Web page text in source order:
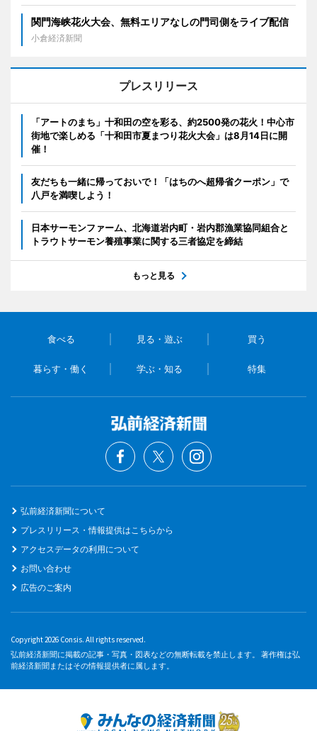
関門海峡花火大会、無料エリアなしの門司側をライブ配信
小倉経済新聞
プレスリリース
「アートのまち」十和田の空を彩る、約2500発の花火！中心市
街地で楽しめる「十和田市夏まつり花火大会」は8月14日に開
催！
友だちも一緒に帰っておいで！「はちのへ超帰省クーポン」で
八戸を満喫しよう！
日本サーモンファーム、北海道岩内町・岩内郡漁業協同組合と
トラウトサーモン養殖事業に関する三者協定を締結
もっと見る
食べる 見る・遊ぶ 買う
暮らす・働く 学ぶ・知る 特集
弘前経済新聞について
プレスリリース・情報提供はこちらから
アクセスデータの利用について
お問い合わせ
広告のご案内
Copyright 2026 Consis. All rights reserved.
弘前経済新聞に掲載の記事・写真・図表などの無断転載を禁止します。 著作権は弘
前経済新聞またはその情報提供者に属します。